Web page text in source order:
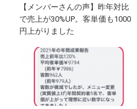
【メンバーさんの声】昨年対比
で売上が30%UP。客単価も1000
円上がりました